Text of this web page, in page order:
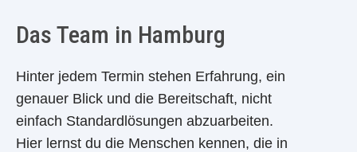
Das Team in Hamburg
Hinter jedem Termin stehen Erfahrung, ein
genauer Blick und die Bereitschaft, nicht
einfach Standardlösungen abzuarbeiten.
Hier lernst du die Menschen kennen, die in